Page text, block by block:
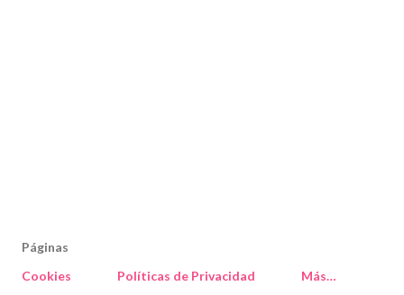
Páginas
Cookies
Políticas de Privacidad Más…